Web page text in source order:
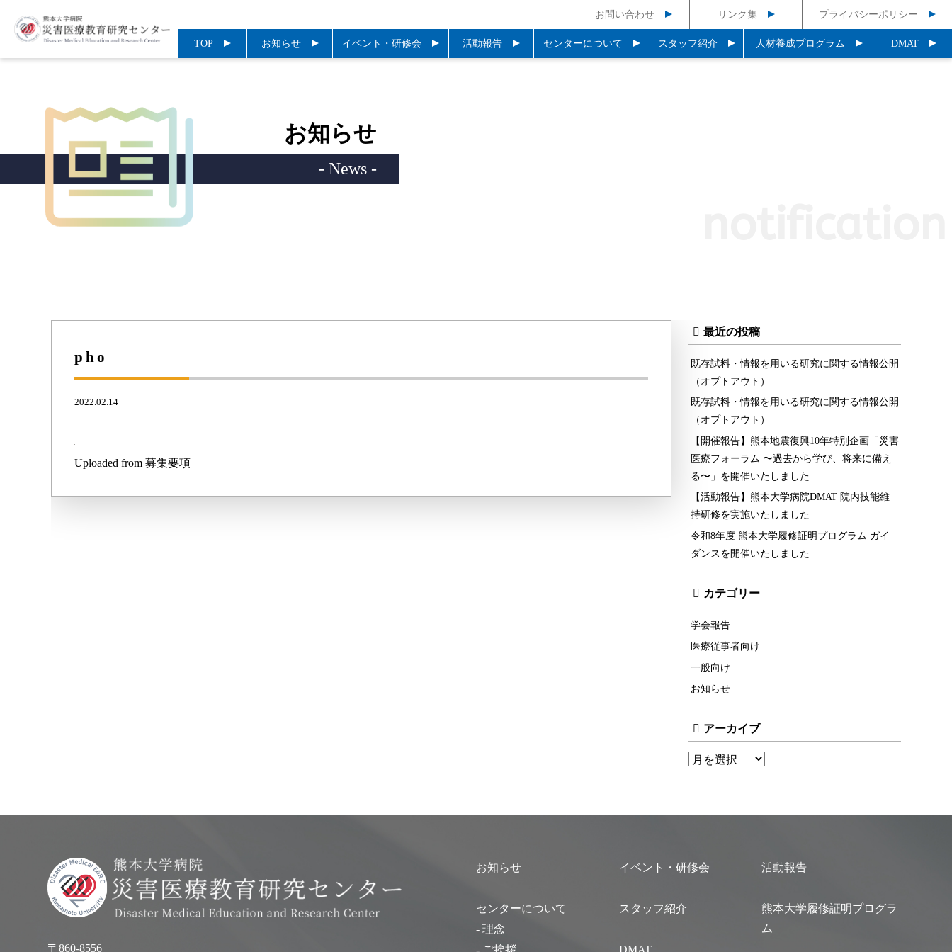
お問い合わせ リンク集 プライバシーポリシー
TOP お知らせ イベント・研修会 活動報告 センターについて スタッフ紹介 人材養成プログラム DMAT
お知らせ
- News -
pho
2022.02.14 ｜
Uploaded from 募集要項
最近の投稿
既存試料・情報を用いる研究に関する情報公開
（オプトアウト）
既存試料・情報を用いる研究に関する情報公開
（オプトアウト）
【開催報告】熊本地震復興10年特別企画「災害
医療フォーラム 〜過去から学び、将来に備え
る〜」を開催いたしました
【活動報告】熊本大学病院DMAT 院内技能維
持研修を実施いたしました
令和8年度 熊本大学履修証明プログラム ガイ
ダンスを開催いたしました
カテゴリー
学会報告
医療従事者向け
一般向け
お知らせ
アーカイブ
〒860-8556
お知らせ
センターについて
- 理念
- ご挨拶
イベント・研修会
スタッフ紹介
DMAT
活動報告
熊本大学履修証明プログラ
ム